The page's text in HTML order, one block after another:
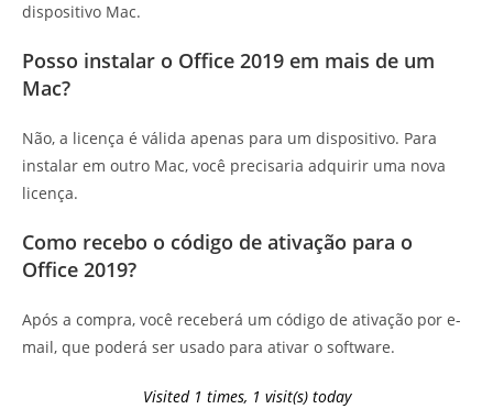
dispositivo Mac.
Posso instalar o Office 2019 em mais de um
Mac?
Não, a licença é válida apenas para um dispositivo. Para
instalar em outro Mac, você precisaria adquirir uma nova
licença.
Como recebo o código de ativação para o
Office 2019?
Após a compra, você receberá um código de ativação por e-
mail, que poderá ser usado para ativar o software.
Visited 1 times, 1 visit(s) today